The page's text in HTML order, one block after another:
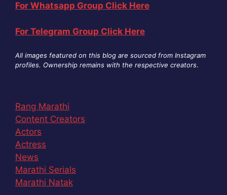
For Whatsapp Group Click Here
For Telegram Group Click Here
All images featured on this blog are sourced from Instagram
profiles. Ownership remains with the respective creators.
Rang Marathi
Content Creators
Actors
Actress
News
Marathi Serials
Marathi Natak